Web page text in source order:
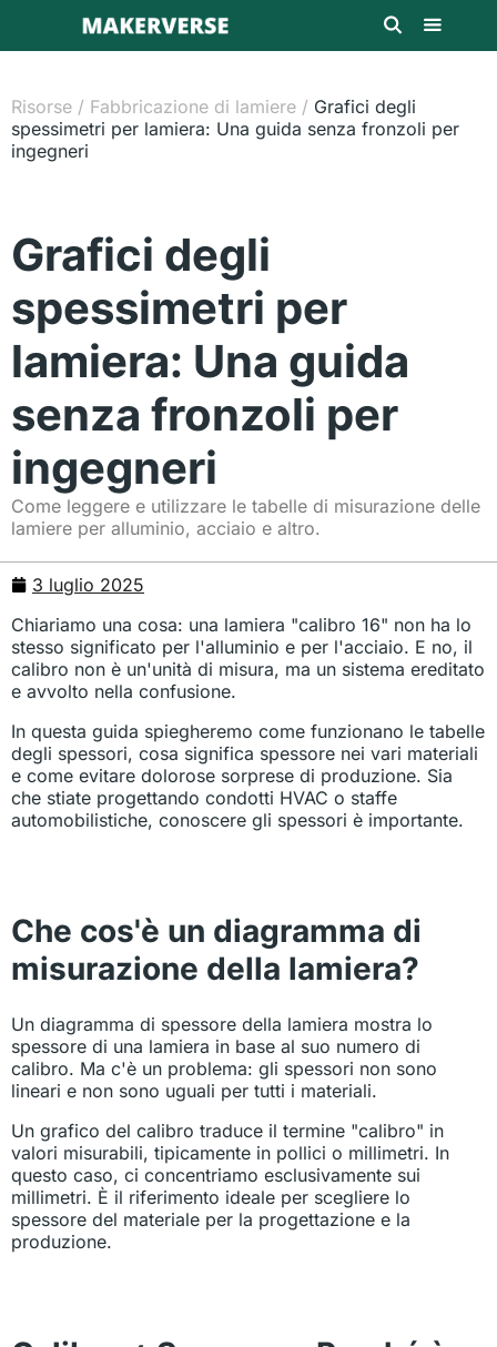
Risorse / Fabbricazione di lamiere / Grafici degli
spessimetri per lamiera: Una guida senza fronzoli per
ingegneri
Grafici degli
spessimetri per
lamiera: Una guida
senza fronzoli per
ingegneri
Come leggere e utilizzare le tabelle di misurazione delle
lamiere per alluminio, acciaio e altro.
3 luglio 2025
Chiariamo una cosa: una lamiera "calibro 16" non ha lo
stesso significato per l'alluminio e per l'acciaio. E no, il
calibro non è un'unità di misura, ma un sistema ereditato
e avvolto nella confusione.
In questa guida spiegheremo come funzionano le tabelle
degli spessori, cosa significa spessore nei vari materiali
e come evitare dolorose sorprese di produzione. Sia
che stiate progettando condotti HVAC o staffe
automobilistiche, conoscere gli spessori è importante.
Che cos'è un diagramma di
misurazione della lamiera?
Un diagramma di spessore della lamiera mostra lo
spessore di una lamiera in base al suo numero di
calibro. Ma c'è un problema: gli spessori non sono
lineari e non sono uguali per tutti i materiali.
Un grafico del calibro traduce il termine "calibro" in
valori misurabili, tipicamente in pollici o millimetri. In
questo caso, ci concentriamo esclusivamente sui
millimetri. È il riferimento ideale per scegliere lo
spessore del materiale per la progettazione e la
produzione.